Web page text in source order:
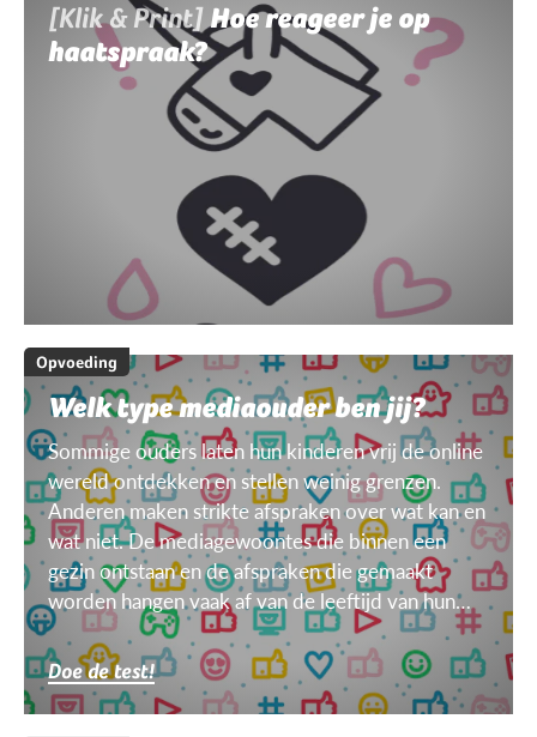
[Klik & Print]Hoe reageer je op
haatspraak?
Opvoeding
Welk type mediaouder ben jij?
Sommige ouders laten hun kinderen vrij de online
wereld ontdekken en stellen weinig grenzen.
Anderen maken strikte afspraken over wat kan en
wat niet. De mediagewoontes die binnen een
gezin ontstaan en de afspraken die gemaakt
worden hangen vaak af van de leeftijd van hun
kinderen, van het doel, het toestel, het weer ...
Doe de test!